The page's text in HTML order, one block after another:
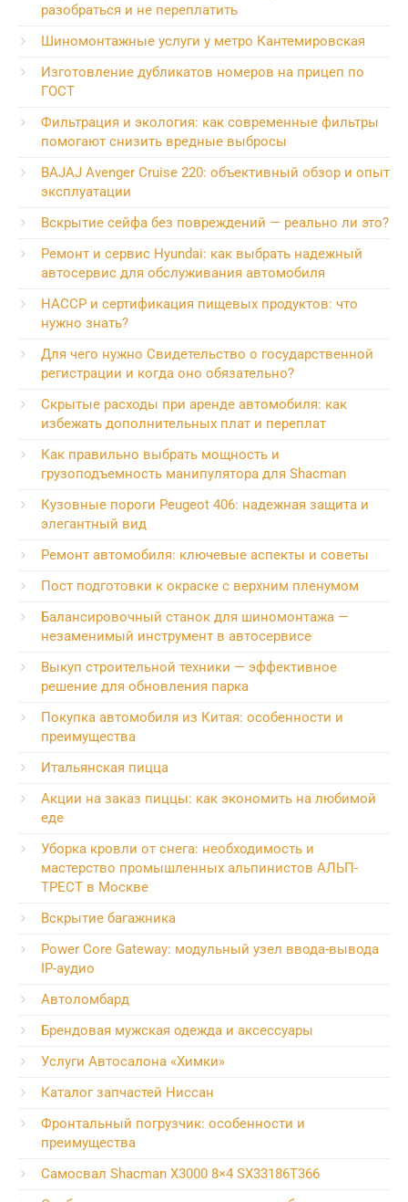
разобраться и не переплатить
Шиномонтажные услуги у метро Кантемировская
Изготовление дубликатов номеров на прицеп по
ГОСТ
Фильтрация и экология: как современные фильтры
помогают снизить вредные выбросы
BAJAJ Avenger Cruise 220: объективный обзор и опыт
эксплуатации
Вскрытие сейфа без повреждений — реально ли это?
Ремонт и сервис Hyundai: как выбрать надежный
автосервис для обслуживания автомобиля
HACCP и сертификация пищевых продуктов: что
нужно знать?
Для чего нужно Свидетельство о государственной
регистрации и когда оно обязательно?
Скрытые расходы при аренде автомобиля: как
избежать дополнительных плат и переплат
Как правильно выбрать мощность и
грузоподъемность манипулятора для Shacman
Кузовные пороги Peugeot 406: надежная защита и
элегантный вид
Ремонт автомобиля: ключевые аспекты и советы
Пост подготовки к окраске с верхним пленумом
Балансировочный станок для шиномонтажа —
незаменимый инструмент в автосервисе
Выкуп строительной техники — эффективное
решение для обновления парка
Покупка автомобиля из Китая: особенности и
преимущества
Итальянская пицца
Акции на заказ пиццы: как экономить на любимой
еде
Уборка кровли от снега: необходимость и
мастерство промышленных альпинистов АЛЬП-
ТРЕСТ в Москве
Вскрытие багажника
Power Core Gateway: модульный узел ввода-вывода
IP-аудио
Автоломбард
Брендовая мужская одежда и аксессуары
Услуги Автосалона «Химки»
Каталог запчастей Ниссан
Фронтальный погрузчик: особенности и
преимущества
Самосвал Shacman X3000 8×4 SX33186T366